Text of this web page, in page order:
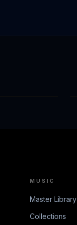
MUSIC
Master Library
Collections